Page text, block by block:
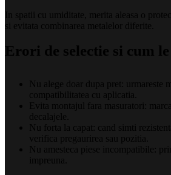
In spatii cu umiditate, merita aleasa o
si evitata combinarea metalelor diferite.
Erori de selectie si cum
Nu alege doar dupa pret: urmareste
compatibilitatea cu aplicatia.
Evita montajul fara masuratori:
decalajele.
Nu forta la capat: cand simti
verifica pregaurirea sau pozitia.
Nu amesteca piese incompatibile:
impreuna.